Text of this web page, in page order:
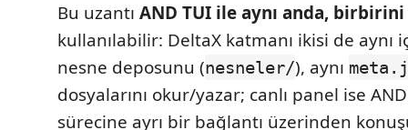
Bu uzantı AND TUI ile aynı anda,
kullanılabilir: DeltaX katmanı ikisi de aynı
nesne deposunu (nesneler/), aynı
dosyalarını okur/yazar; canlı panel ise
sürecine ayrı bir bağlantı üzerinden